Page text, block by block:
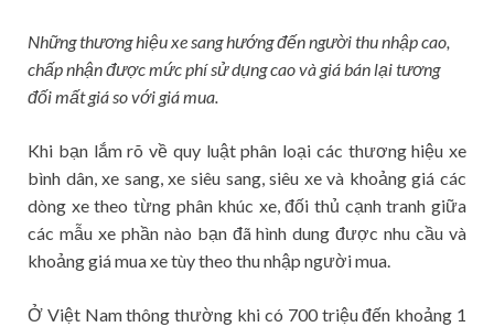
Những thương hiệu xe sang hướng đến người thu nhập cao,
chấp nhận được mức phí sử dụng cao và giá bán lại tương
đối mất giá so với giá mua.
Khi bạn lắm rõ về quy luật phân loại các thương hiệu xe
bình dân, xe sang, xe siêu sang, siêu xe và khoảng giá các
dòng xe theo từng phân khúc xe, đối thủ cạnh tranh giữa
các mẫu xe phần nào bạn đã hình dung được nhu cầu và
khoảng giá mua xe tùy theo thu nhập người mua.
Ở Việt Nam thông thường khi có 700 triệu đến khoảng 1